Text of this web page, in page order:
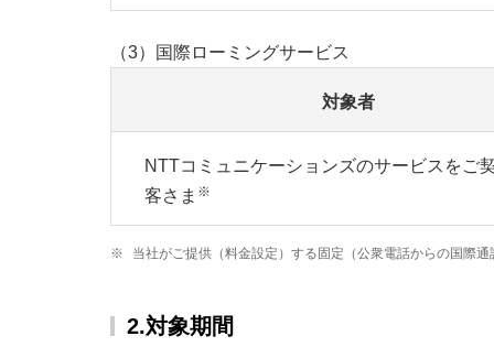
（3）国際ローミングサービス
対象者
NTTコミュニケーションズのサービスをご
客さま ※
※ 当社がご提供（料金設定）する固定（公衆電話からの国際
2.対象期間